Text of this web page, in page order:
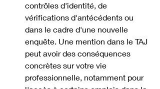
contrôles d'identité, de
vérifications d'antécédents ou
dans le cadre d'une nouvelle
enquête. Une mention dans le TAJ
peut avoir des conséquences
concrètes sur votre vie
professionnelle, notamment pour